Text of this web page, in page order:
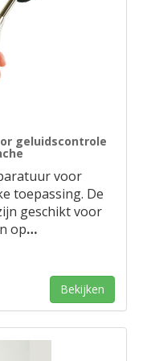
geluidscontrole
voor
toepassing. De
geschikt voor
op…
Bekijken